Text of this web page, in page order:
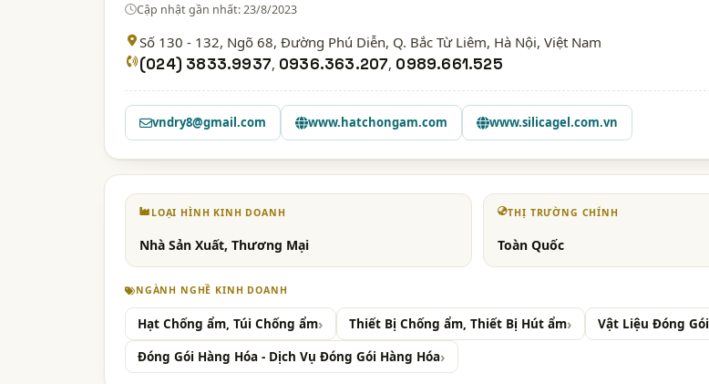
Cập nhật gần nhất: 23/8/2023
Số 130 - 132, Ngõ 68, Đường Phú Diễn, Q. Bắc Từ Liêm, Hà Nội, Việt Nam
(024) 3833.9937, 0936.363.207, 0989.661.525
vndry8@gmail.com www.hatchongam.com www.silicagel.com.vn
LOẠI HÌNH KINH DOANH
Nhà Sản Xuất, Thương Mại
THỊ TRƯỜNG CHÍNH
Toàn Quốc
NGÀNH NGHỀ KINH DOANH
Hạt Chống ẩm, Túi Chống ẩm Thiết Bị Chống ẩm, Thiết Bị Hút ẩm
Vật Liệu Đóng Gói
Đóng Gói Hàng Hóa - Dịch Vụ Đóng Gói Hàng Hóa